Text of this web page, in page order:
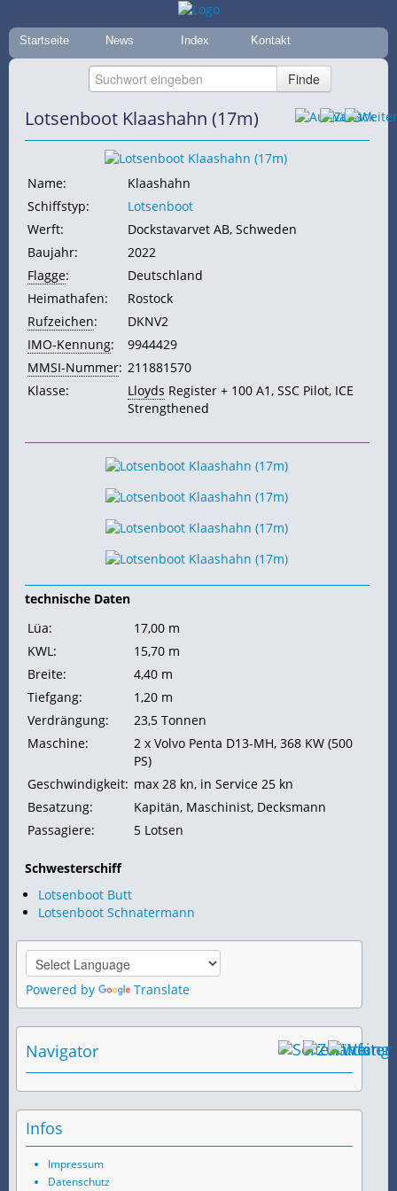
Startseite News Index Kontakt
Lotsenboot Klaashahn (17m)
Name:
Klaashahn
Schiffstyp:
Lotsenboot
Werft:
Dockstavarvet AB, Schweden
Baujahr:
2022
Flagge:
Deutschland
Heimathafen:
Rostock
Rufzeichen:
DKNV2
IMO-Kennung:
9944429
MMSI-Nummer: 211881570
Klasse:
Lloyds Register + 100 A1, SSC Pilot, ICE
Strengthened
technische Daten
Lüa:
17,00 m
KWL:
15,70 m
Breite:
4,40 m
Tiefgang:
1,20 m
Verdrängung:
23,5 Tonnen
Maschine:
2 x Volvo Penta D13-MH, 368 KW (500
PS)
Geschwindigkeit: max 28 kn, in Service 25 kn
Besatzung:
Kapitän, Maschinist, Decksmann
Passagiere:
5 Lotsen
Schwesterschiff
Lotsenboot Butt
Lotsenboot Schnatermann
Powered by Translate
Navigator
Infos
Impressum
Datenschutz